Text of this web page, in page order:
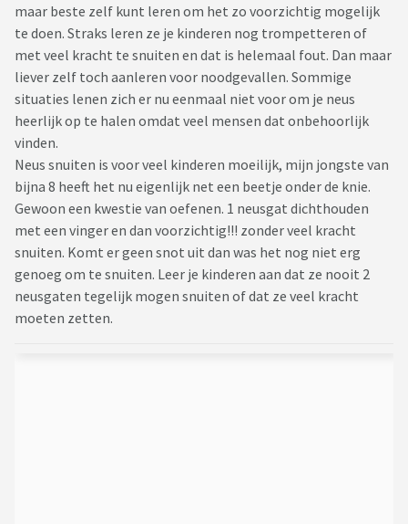
maar beste zelf kunt leren om het zo voorzichtig mogelijk
te doen. Straks leren ze je kinderen nog trompetteren of
met veel kracht te snuiten en dat is helemaal fout. Dan maar
liever zelf toch aanleren voor noodgevallen. Sommige
situaties lenen zich er nu eenmaal niet voor om je neus
heerlijk op te halen omdat veel mensen dat onbehoorlijk
vinden.
Neus snuiten is voor veel kinderen moeilijk, mijn jongste van
bijna 8 heeft het nu eigenlijk net een beetje onder de knie.
Gewoon een kwestie van oefenen. 1 neusgat dichthouden
met een vinger en dan voorzichtig!!! zonder veel kracht
snuiten. Komt er geen snot uit dan was het nog niet erg
genoeg om te snuiten. Leer je kinderen aan dat ze nooit 2
neusgaten tegelijk mogen snuiten of dat ze veel kracht
moeten zetten.